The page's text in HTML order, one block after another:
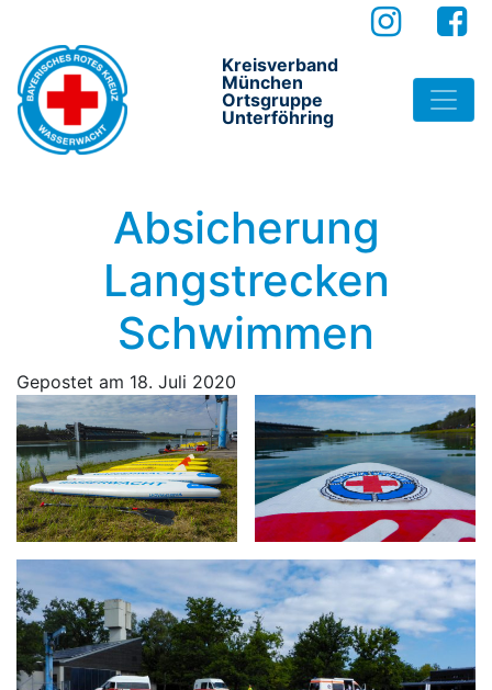
Kreisverband
München
Ortsgruppe
Unterföhring
Absicherung
Langstrecken
Schwimmen
Gepostet am 18. Juli 2020